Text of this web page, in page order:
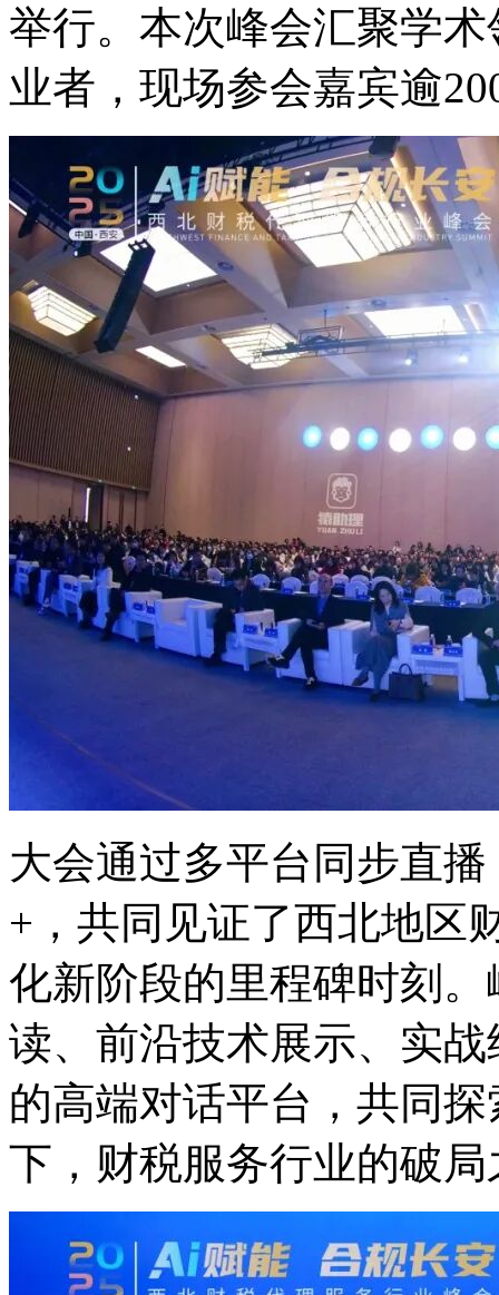
举行。本次峰会汇聚学
业者，现场参会嘉宾逾
大会通过多平台同步直
+，共同见证了西北地区
化新阶段的里程碑时刻
读、前沿技术展示、实
的高端对话平台，共同
下，财税服务行业的破